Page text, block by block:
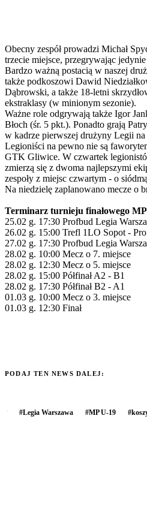
Obecny zespół prowadzi Michał
trzecie miejsce, przegrywając
Bardzo ważną postacią w naszej
także podkoszowi Dawid
Dąbrowski, a także 18-letni
ekstraklasy (w minionym sezonie).
Ważne role odgrywają także Igor
Błoch (śr. 5 pkt.). Ponadto grają
w kadrze pierwszej drużyny Legii
Legioniści na pewno nie są
GTK Gliwice. W czwartek
zmierzą się z dwoma najlepszymi
zespoły z miejsc czwartym - o
Na niedzielę zaplanowano mecze o
Terminarz turnieju finałowego
25.02 g. 17:30 Profbud Legia
26.02 g. 15:00 Trefl 1LO Sopot -
27.02 g. 17:30 Profbud Legia
28.02 g. 10:00 Mecz o 7. miejsce
28.02 g. 12:30 Mecz o 5. miejsce
28.02 g. 15:00 Półfinał A2 - B1
28.02 g. 17:30 Półfinał B2 - A1
01.03 g. 10:00 Mecz o 3. miejsce
01.03 g. 12:30 Finał
PODAJ TEN NEWS DALEJ:
#Legia Warszawa #MP U-19 #